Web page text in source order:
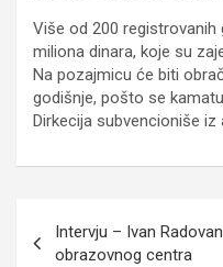
Više od 200 registrovanih
miliona dinara, koje su
Na pozajmicu će biti
godišnje, pošto se
Dirkecija subvencioniše iz
чланка
Intervju – Ivan
obrazovnog centra